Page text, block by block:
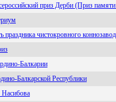
приз Дерби (Приз
праздника чистокровного
Балкарии
Балкарской Республики